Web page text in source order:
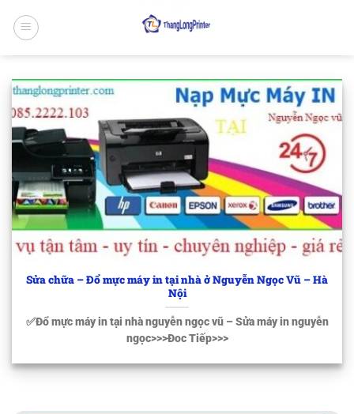
qua
Sửa chữa – Đổ mực máy in tại nhà ở Nguyễn Ngọc Vũ – Hà
Nội
✅Đổ mực máy in tại nhà nguyễn ngọc vũ – Sửa máy in nguyễn
ngọc>>>Đoc Tiếp>>>